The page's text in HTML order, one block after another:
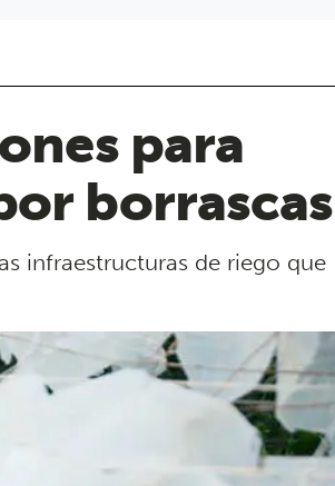
para
borrascas
infraestructuras de riego que